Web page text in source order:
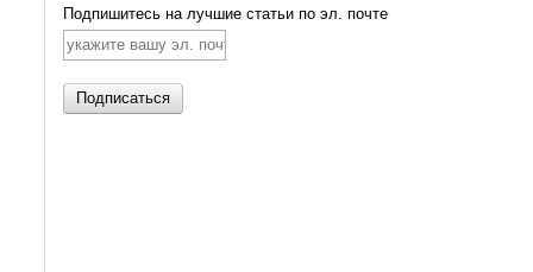
Подпишитесь на лучшие статьи по эл. почте